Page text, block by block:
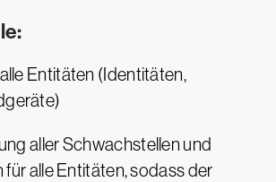
Entitäten (Identitäten,
aller Schwachstellen und
für alle Entitäten, sodass der